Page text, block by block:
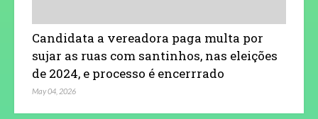
Candidata a vereadora paga multa por
sujar as ruas com santinhos, nas eleições
de 2024, e processo é encerrrado
May 04, 2026